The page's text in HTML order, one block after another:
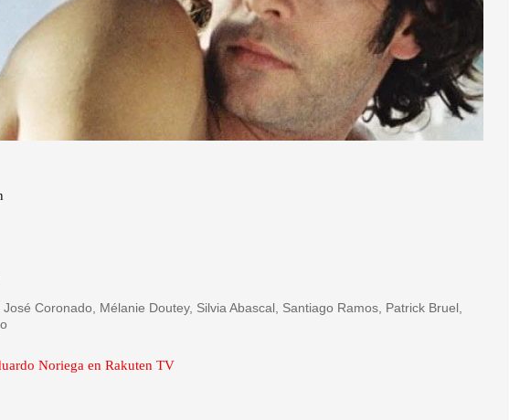
Coronado, Mélanie Doutey, Silvia Abascal, Santiago Ramos, Patrick Bruel,
Noriega en Rakuten TV